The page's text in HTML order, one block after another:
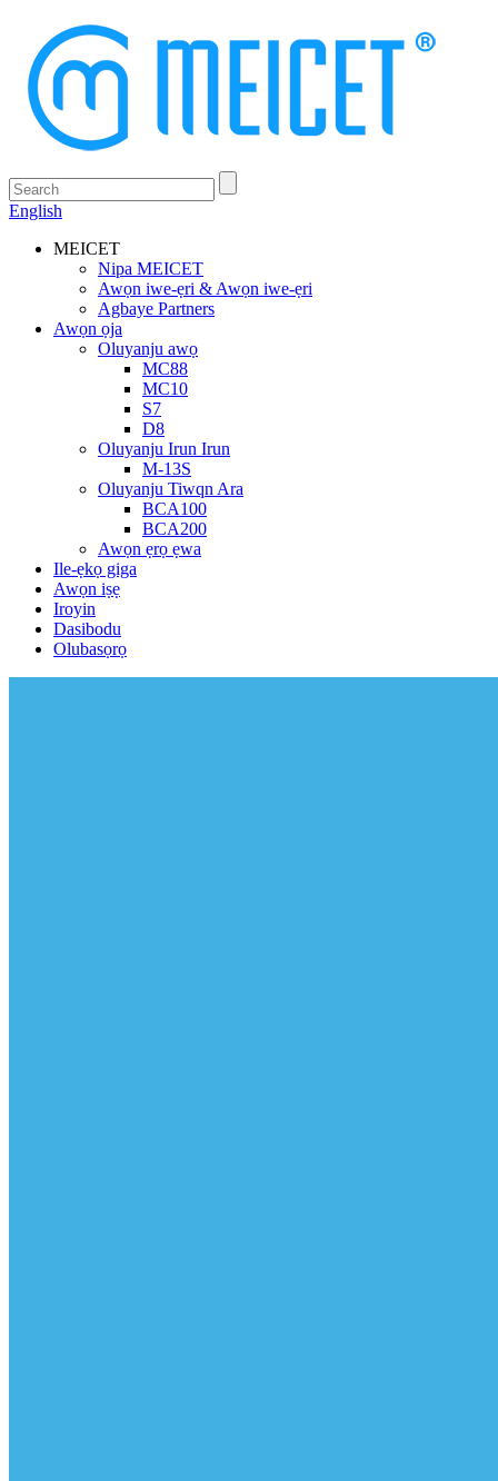
English
MEICET
Nipa MEICET
Awọn iwe-ẹri & Awọn iwe-ẹri
Agbaye Partners
Awọn ọja
Oluyanju awọ
MC88
MC10
S7
D8
Oluyanju Irun Irun
M-13S
Oluyanju Tiwqn Ara
BCA100
BCA200
Awọn ẹrọ ẹwa
Ile-ẹkọ giga
Awọn iṣẹ
Iroyin
Dasibodu
Olubasọrọ